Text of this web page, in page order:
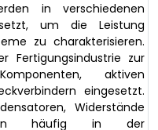
in verschiedenen
um die Leistung
zu charakterisieren.
Fertigungsindustrie zur
aktiven
eingesetzt.
Widerstände
häufig in der